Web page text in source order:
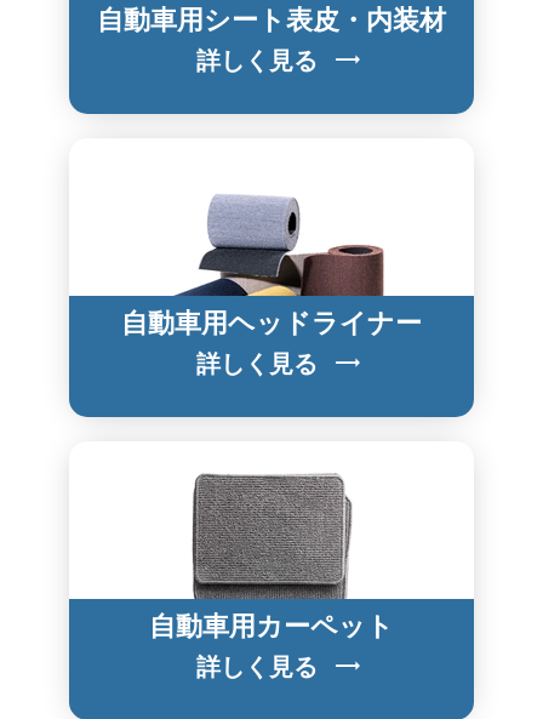
自動車用シート表皮・内装材
詳しく見る
自動車用ヘッドライナー
詳しく見る
自動車用カーペット
詳しく見る